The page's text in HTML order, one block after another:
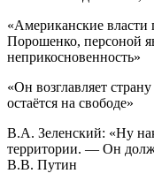
«Американские
Порошенко, персоной
неприкосновенность»
«Он возглавляет
остаётся на свободе»
В.А. Зеленский: «Ну
территории. — Он
В.В. Путин